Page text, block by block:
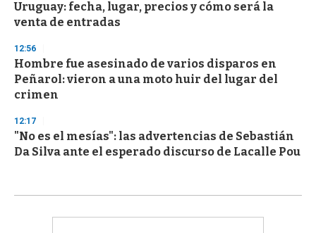
Uruguay: fecha, lugar, precios y cómo será la
venta de entradas
12:56
Hombre fue asesinado de varios disparos en
Peñarol: vieron a una moto huir del lugar del
crimen
12:17
"No es el mesías": las advertencias de Sebastián
Da Silva ante el esperado discurso de Lacalle Pou